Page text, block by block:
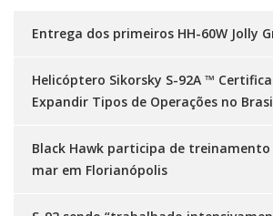
Entrega dos primeiros HH-60W Jolly
Helicóptero Sikorsky S-92A ™
Expandir Tipos de Operações no
Black Hawk participa de
mar em Florianópolis